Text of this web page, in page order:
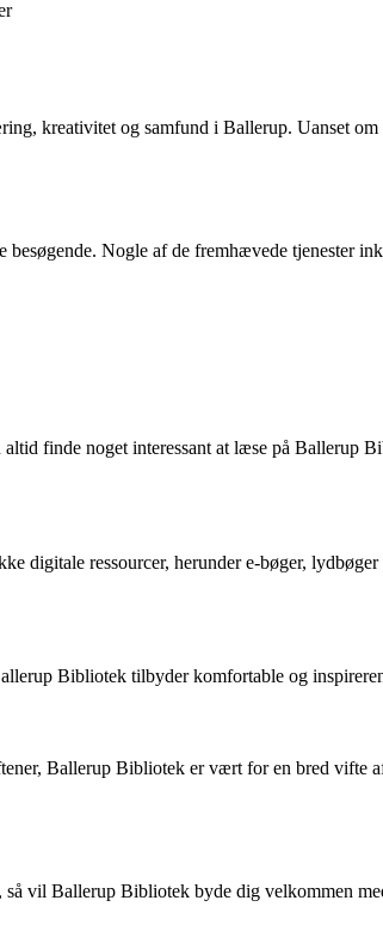
kreativitet og samfund i Ballerup. Uanset
Nogle af de fremhævede tjenester
finde noget interessant at læse på Ballerup
digitale ressourcer, herunder e-bøger,
Bibliotek tilbyder komfortable og
Ballerup Bibliotek er vært for en bred vifte
så vil Ballerup Bibliotek byde dig velkommen